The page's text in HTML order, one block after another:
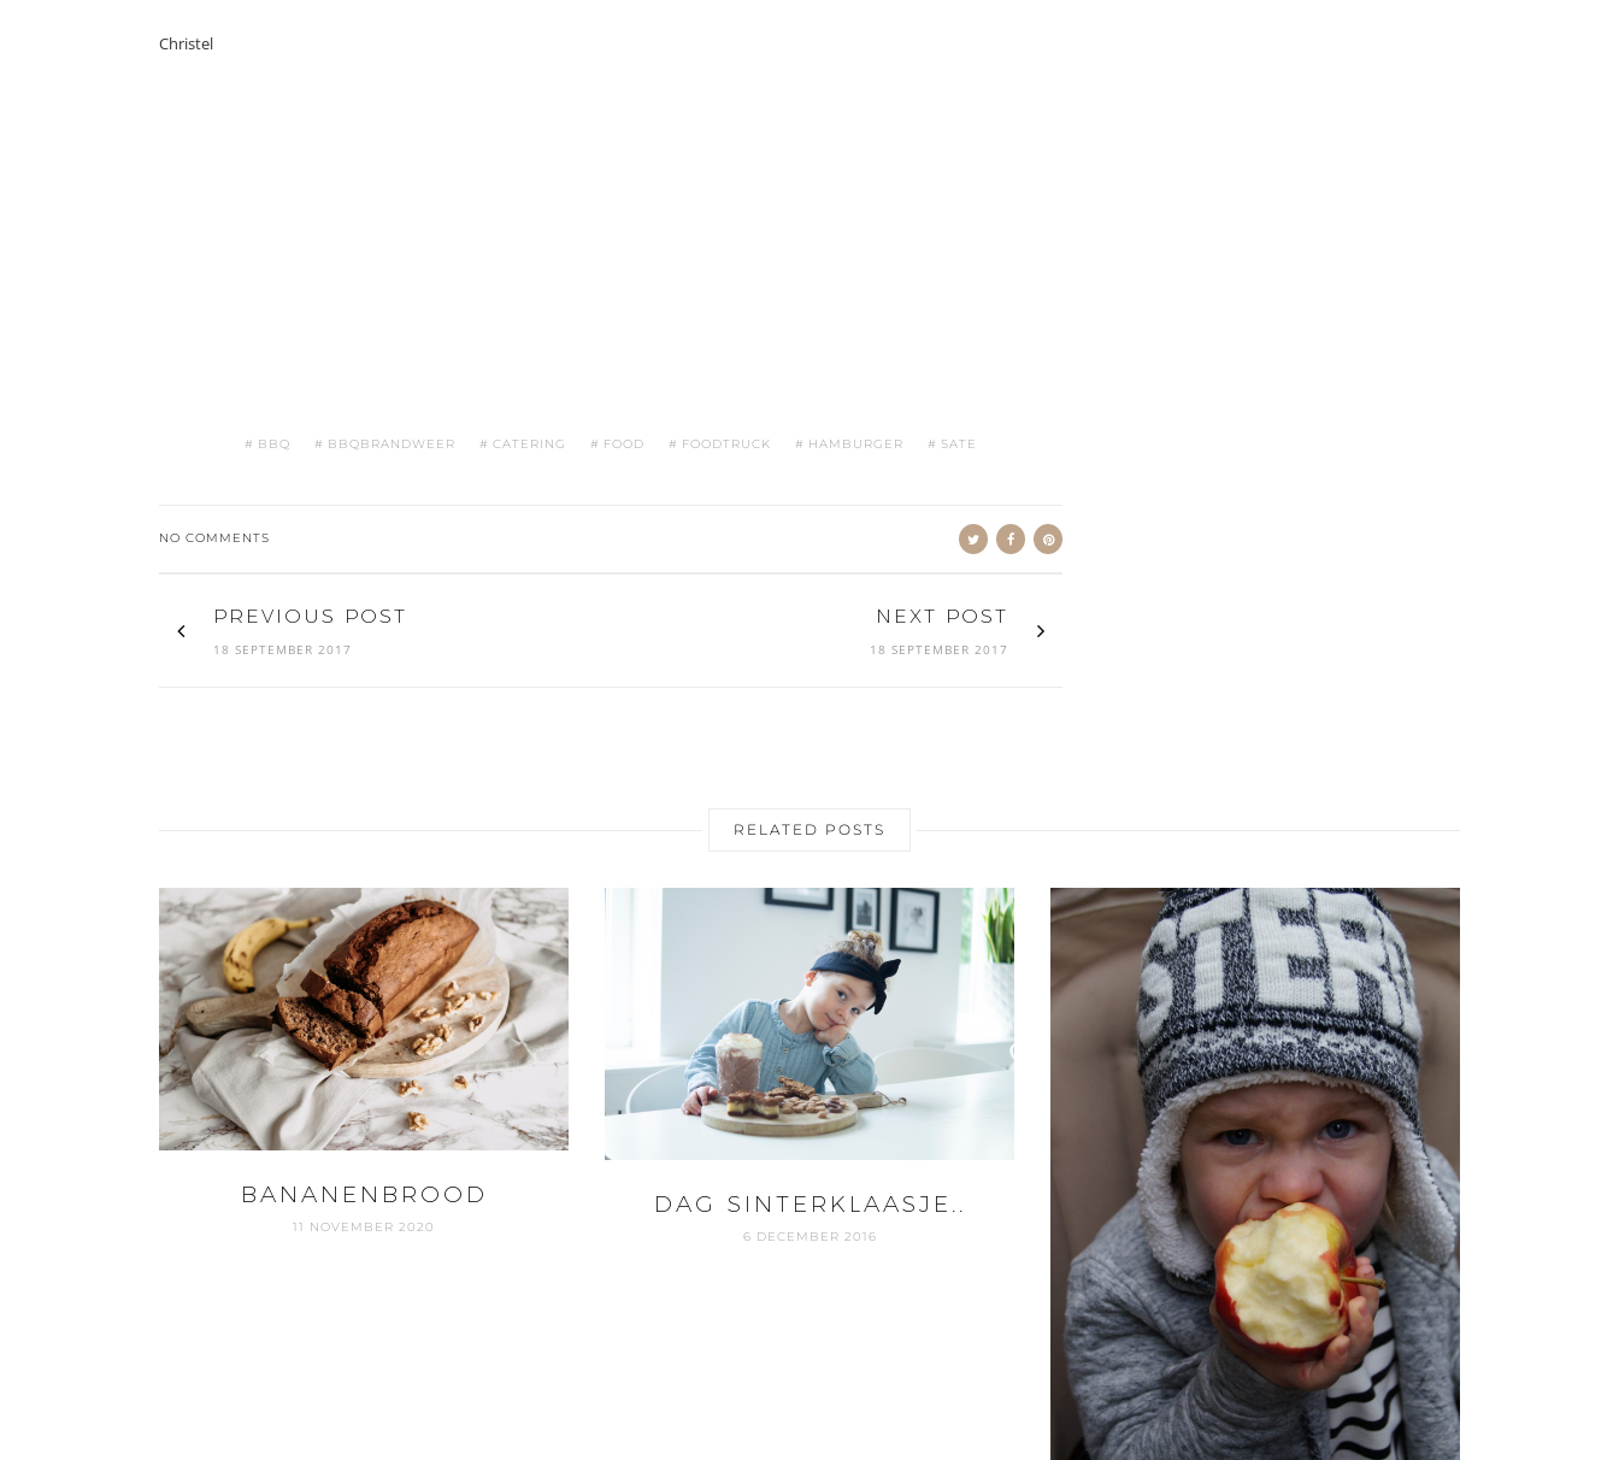
Christel
BBQ BBQBRANDWEER CATERING FOOD FOODTRUCK HAMBURGER SATE
NO COMMENTS
PREVIOUS POST
18 SEPTEMBER 2017
NEXT POST
18 SEPTEMBER 2017
RELATED POSTS
BANANENBROOD
11 NOVEMBER 2020
DAG SINTERKLAASJE..
6 DECEMBER 2016